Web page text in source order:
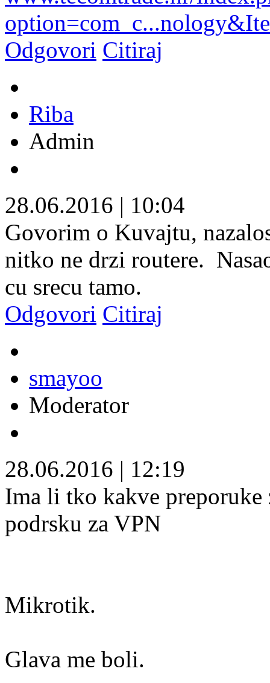
Odgovori Citiraj
Riba
Admin
28.06.2016 | 10:04
Govorim o Kuvajtu,
nitko ne drzi routere.
cu srecu tamo.
Odgovori Citiraj
smayoo
Moderator
28.06.2016 | 12:19
Ima li tko kakve
podrsku za VPN
Mikrotik.
Glava me boli.